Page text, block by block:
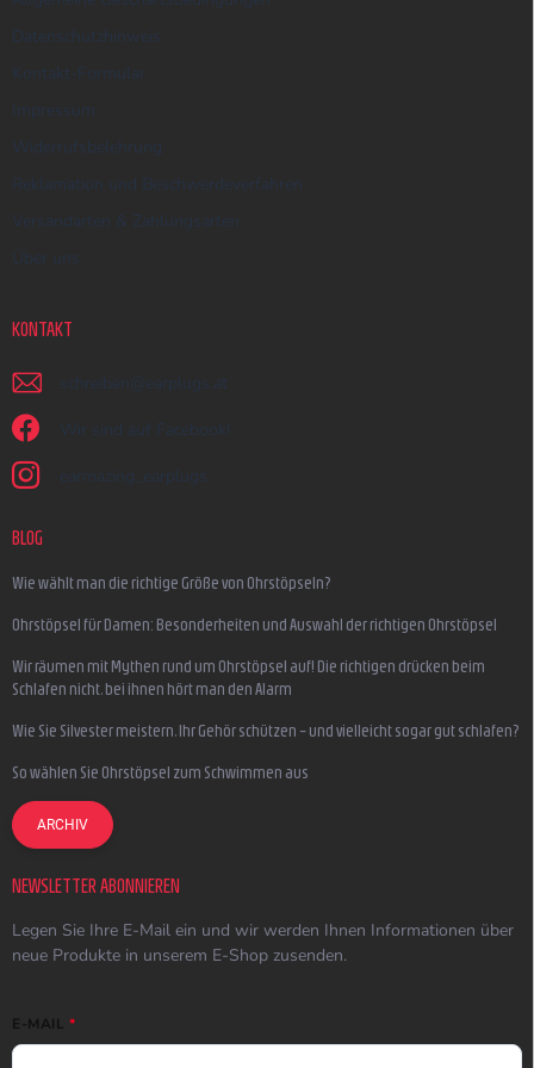
Datenschutzhinweis
Kontakt-Formular
Impressum
Widerrufsbelehrung
Reklamation und Beschwerdeverfahren
Versandarten & Zahlungsarten
Über uns
KONTAKT
schreiben @ earplugs.at
Wir sind auf Facebook!
earmazing_earplugs
BLOG
Wie wählt man die richtige Größe von Ohrstöpseln?
Ohrstöpsel für Damen: Besonderheiten und Auswahl der richtigen Ohrstöpsel
Wir räumen mit Mythen rund um Ohrstöpsel auf! Die richtigen drücken beim
Schlafen nicht, bei ihnen hört man den Alarm
Wie Sie Silvester meistern, Ihr Gehör schützen – und vielleicht sogar gut schlafen?
So wählen Sie Ohrstöpsel zum Schwimmen aus
ARCHIV
NEWSLETTER ABONNIEREN
Legen Sie Ihre E-Mail ein und wir werden Ihnen Informationen über
neue Produkte in unserem E-Shop zusenden.
E-MAIL